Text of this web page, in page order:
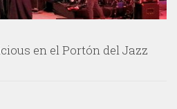
en el Portón del Jazz